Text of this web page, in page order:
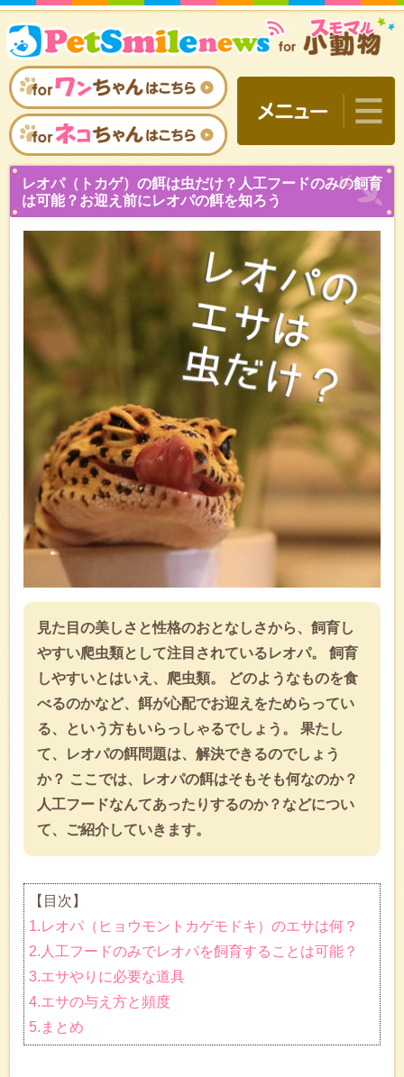
レオパ（トカゲ）の餌は虫
は可能？お迎え前にレオパ
見た目の美しさと性格のおとなしさから、飼育し
やすい爬虫類として注目されているレオパ。 飼育
しやすいとはいえ、爬虫類。 どのようなものを食
べるのかなど、餌が心配でお迎えをためらってい
る、という方もいらっしゃるでしょう。 果たし
て、レオパの餌問題は、解決できるのでしょう
か？ ここでは、レオパの餌はそもそも何なのか？
人工フードなんてあったりするのか？などについ
て、ご紹介していきます。
【目次】
1.レオパ（ヒョウモントカゲモドキ）のエサは何？
2.人工フードのみでレオパを飼育することは可能？
3.エサやりに必要な道具
4.エサの与え方と頻度
5.まとめ